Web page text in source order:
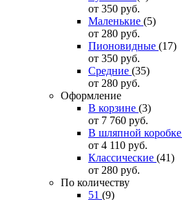
от 350 руб.
Маленькие (5)
от 280 руб.
Пионовидные (17)
от 350 руб.
Средние (35)
от 280 руб.
Оформление
В корзине (3)
от 7 760 руб.
В шляпной коробке
от 4 110 руб.
Классические (41)
от 280 руб.
По количеству
51 (9)